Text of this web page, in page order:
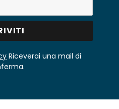
Riceverai una mail di